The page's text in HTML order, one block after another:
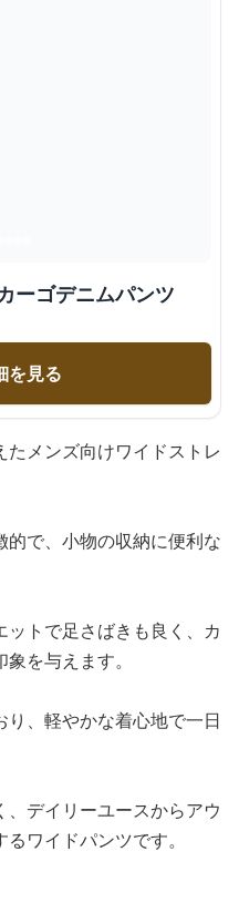
ーゴデニムパンツ
を見る
メンズ向けワイドストレ
で、小物の収納に便利な
トで足さばきも良く、カ
を与えます。
、軽やかな着心地で一日
デイリーユースからアウ
ワイドパンツです。